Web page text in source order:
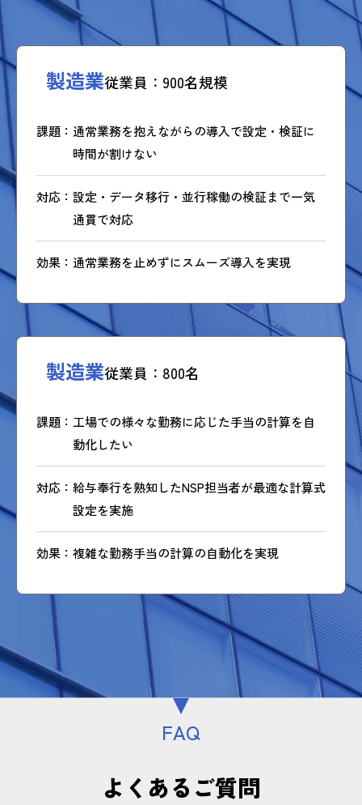
製造業従業員：900名規模
課題
通常業務を抱えながらの導入で設定・検証に
時間が割けない
対応
設定・データ移行・並行稼働の検証まで一気
通貫で対応
効果 通常業務を止めずにスムーズ導入を実現
製造業従業員：800名
課題
工場での様々な勤務に応じた手当の計算を自
動化したい
対応
給与奉行を熟知したNSP担当者が最適な計算式
設定を実施
効果 複雑な勤務手当の計算の自動化を実現
FAQ
よくあるご質問